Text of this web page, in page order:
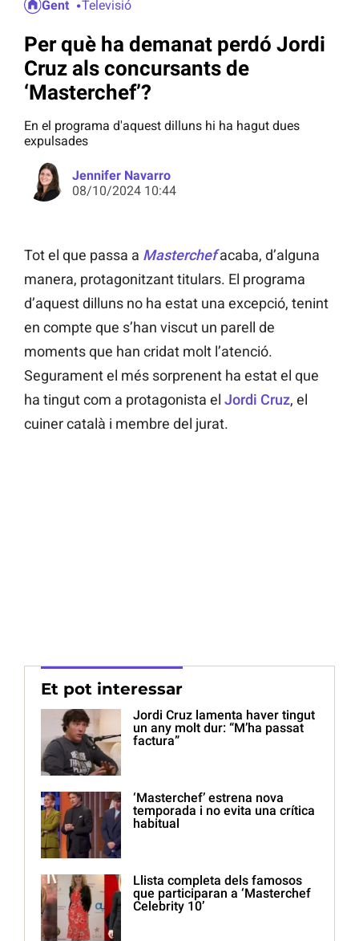
Gent Televisió
Per què ha demanat perdó Jordi
Cruz als concursants de
‘Masterchef’?
En el programa d'aquest dilluns hi ha hagut dues
expulsades
Jennifer Navarro
08/10/2024 10:44
Tot el que passa a Masterchefacaba, d’alguna
manera, protagonitzant titulars. El programa
d’aquest dilluns no ha estat una excepció, tenint
en compte que s’han viscut un parell de
moments que han cridat molt l’atenció.
Segurament el més sorprenent ha estat el que
ha tingut com a protagonista el Jordi Cruz, el
cuiner català i membre del jurat.
Et pot interessar
Jordi Cruz lamenta haver tingut
un any molt dur: “M’ha passat
factura”
‘Masterchef’ estrena nova
temporada i no evita una crítica
habitual
Llista completa dels famosos
que participaran a ‘Masterchef
Celebrity 10’